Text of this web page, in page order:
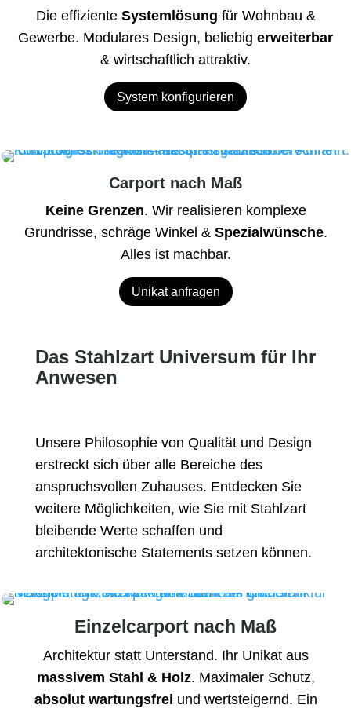
Die effiziente Systemlösung für Wohnbau &
Gewerbe. Modulares Design, beliebig erweiterbar
& wirtschaftlich attraktiv.
System konfigurieren
Carport nach Maß
Keine Grenzen. Wir realisieren komplexe
Grundrisse, schräge Winkel & Spezialwünsche.
Alles ist machbar.
Unikat anfragen
Das Stahlzart Universum für Ihr
Anwesen
Unsere Philosophie von Qualität und Design
erstreckt sich über alle Bereiche des
anspruchsvollen Zuhauses. Entdecken Sie
weitere Möglichkeiten, wie Sie mit Stahlzart
bleibende Werte schaffen und
architektonische Statements setzen können.
Einzelcarport nach Maß
Architektur statt Unterstand. Ihr Unikat aus
massivem Stahl & Holz. Maximaler Schutz,
absolut wartungsfrei und wertsteigernd. Ein